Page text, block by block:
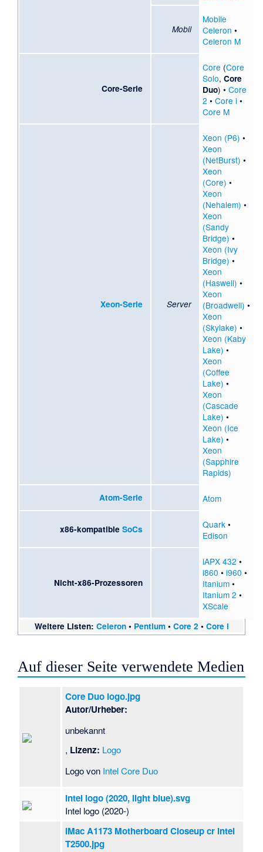
Mobil
Mobile
Celeron •
Celeron M
Core-Serie
Core (Core
Solo, Core
Duo) • Core
2 • Core i•
Core M
Xeon-Serie Server
Xeon (P6) •
Xeon
(NetBurst) •
Xeon
(Core) •
Xeon
(Nehalem) •
Xeon
(Sandy
Bridge) •
Xeon (Ivy
Bridge) •
Xeon
(Haswell) •
Xeon
(Broadwell) •
Xeon
(Skylake) •
Xeon (Kaby
Lake) •
Xeon
(Coffee
Lake) •
Xeon
(Cascade
Lake) •
Xeon (Ice
Lake) •
Xeon
(Sapphire
Rapids)
Atom-Serie Atom
x86-kompatible SoCs Quark•
Edison
Nicht-x86-Prozessoren
iAPX 432 •
i860 • i960 •
Itanium•
Itanium 2 •
XScale
Weitere Listen: Celeron• Pentium• Core 2 • Core i
Auf dieser Seite verwendete Medien
Core Duo logo.jpg
Autor/Urheber:
unbekannt
, Lizenz: Logo
Logo von Intel Core Duo
Intel logo (2020, light blue).svg
Intel logo (2020-)
IMac A1173 Motherboard Closeup cr intel
T2500.jpg